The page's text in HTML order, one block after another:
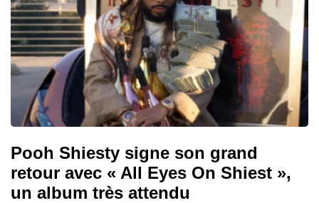
Pooh Shiesty signe son grand
retour avec « All Eyes On Shiest »,
un album très attendu